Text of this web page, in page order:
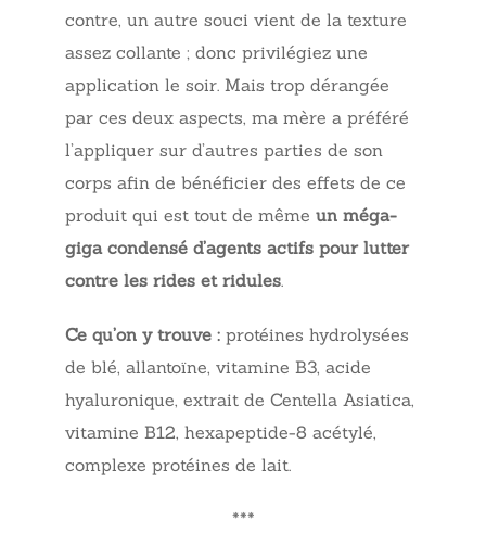
contre, un autre souci vient de la texture
assez collante ; donc privilégiez une
application le soir. Mais trop dérangée
par ces deux aspects, ma mère a préféré
l’appliquer sur d’autres parties de son
corps afin de bénéficier des effets de ce
produit qui est tout de même un méga-
giga condensé d’agents actifs pour lutter
contre les rides et ridules.
Ce qu’on y trouve : protéines hydrolysées
de blé, allantoïne, vitamine B3, acide
hyaluronique, extrait de Centella Asiatica,
vitamine B12, hexapeptide-8 acétylé,
complexe protéines de lait.
***